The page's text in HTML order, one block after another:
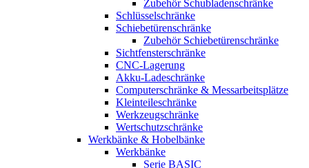
Zubehör Schubladenschränke
Schlüsselschränke
Schiebetürenschränke
Zubehör Schiebetürenschränke
Sichtfensterschränke
CNC-Lagerung
Akku-Ladeschränke
Computerschränke & Messarbeitsplätze
Kleinteileschränke
Werkzeugschränke
Wertschutzschränke
Werkbänke & Hobelbänke
Werkbänke
Serie BASIC